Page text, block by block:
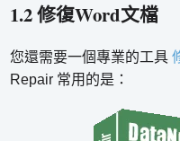
1.2 修復Word文檔
您還需要一個專業的工具
Repair 常用的是：